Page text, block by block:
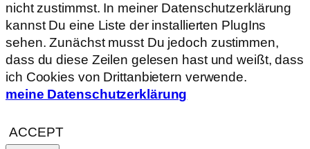
nicht zustimmst. In meiner Datenschutzerklärung
kannst Du eine Liste der installierten PlugIns
sehen. Zunächst musst Du jedoch zustimmen,
dass du diese Zeilen gelesen hast und weißt, dass
ich Cookies von Drittanbietern verwende.
meine Datenschutzerklärung
ACCEPT